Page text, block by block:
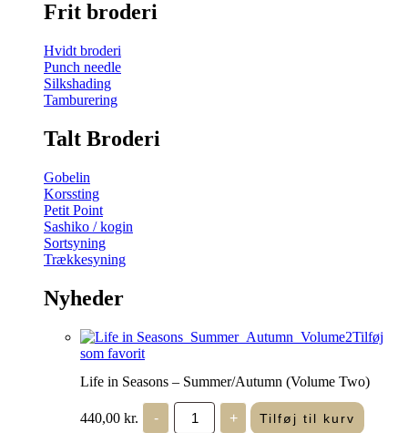
Frit broderi
Hvidt broderi
Punch needle
Silkshading
Tamburering
Talt Broderi
Gobelin
Korssting
Petit Point
Sashiko / kogin
Sortsyning
Trækkesyning
Nyheder
Tilføj
som favorit
Life in Seasons – Summer/Autumn (Volume Two)
440,00 kr. -
Life
+ Tilføj til kurv